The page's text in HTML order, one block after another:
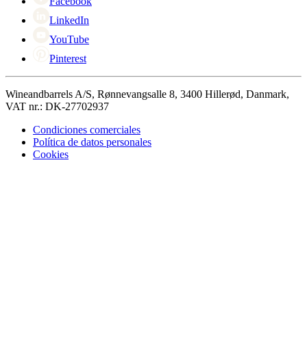
LinkedIn
YouTube
Pinterest
Wineandbarrels A/S, Rønnevangsalle 8, 3400 Hillerød, Danmark,
VAT nr.: DK-27702937
Condiciones comerciales
Política de datos personales
Cookies